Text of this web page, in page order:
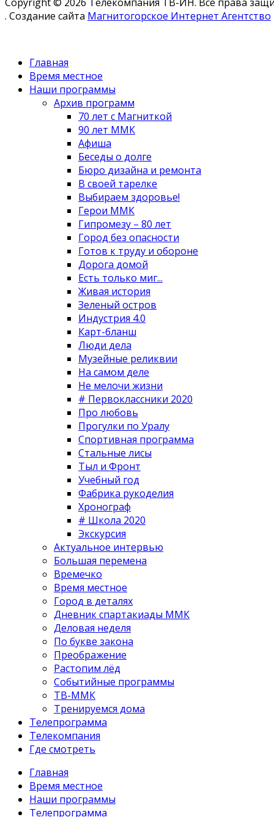
. Создание сайта Магнитогорское Интернет Агентство
Главная
Время местное
Наши программы
Архив программ
70 лет с Магниткой
90 лет ММК
Афиша
Беседы о долге
Бюро дизайна и ремонта
В своей тарелке
Выбираем здоровье!
Герои ММК
Гипромезу – 80 лет
Город без опасности
Готов к труду и обороне
Дорога домой
Есть только миг...
Живая история
Зеленый остров
Индустрия 4.0
Карт-бланш
Люди дела
Музейные реликвии
На самом деле
Не мелочи жизни
# Первоклассники 2020
Про любовь
Прогулки по Уралу
Спортивная программа
Стальные лисы
Тыл и Фронт
Учебный год
Фабрика рукоделия
Хронограф
# Школа 2020
Экскурсия
Актуальное интервью
Большая перемена
Времечко
Время местное
Город в деталях
Дневник спартакиады ММК
Деловая неделя
По букве закона
Преображение
Растопим лёд
Событийные программы
ТВ-ММК
Тренируемся дома
Телепрограмма
Телекомпания
Где смотреть
Главная
Время местное
Наши программы
Телепрограмма